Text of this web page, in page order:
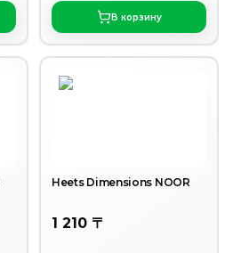
В корзину
Heets Dimensions NOOR
1 210 〒